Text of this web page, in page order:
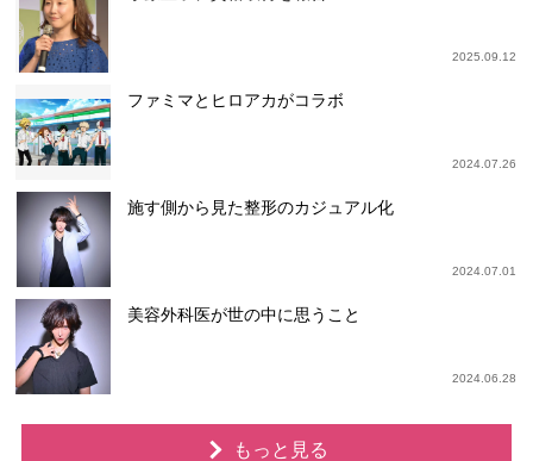
2025.09.12
ファミマとヒロアカがコラボ
2024.07.26
施す側から見た整形のカジュアル化
2024.07.01
美容外科医が世の中に思うこと
2024.06.28
もっと見る